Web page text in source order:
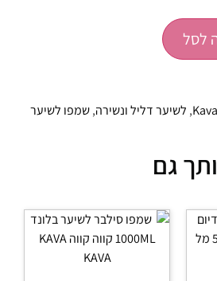
לסל
,לשיער דליל ונשירה,שמפו לשיער
גם